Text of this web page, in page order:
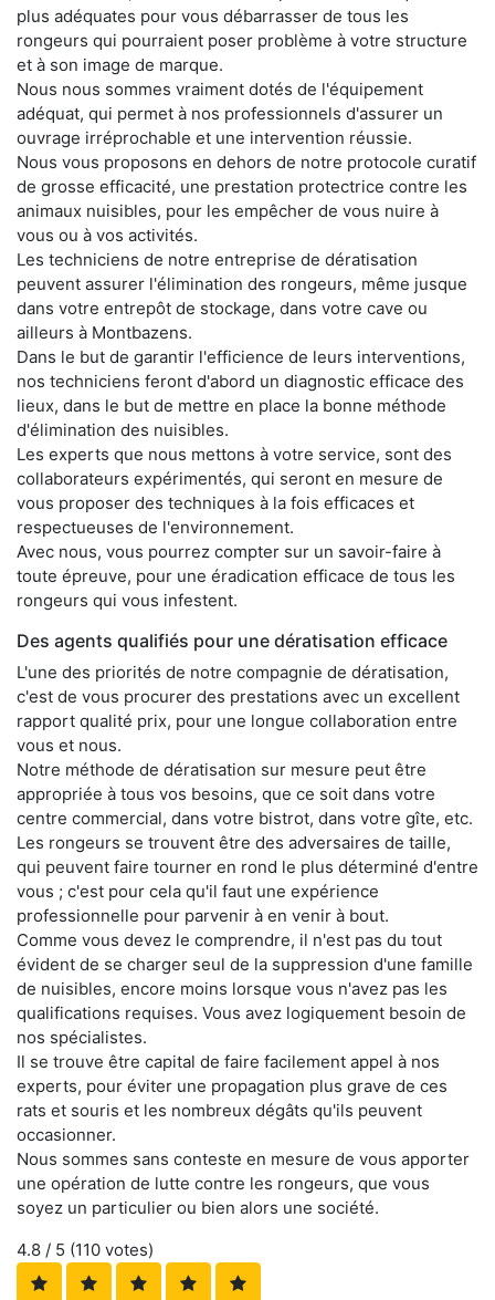
plus adéquates pour vous débarrasser de tous les
rongeurs qui pourraient poser problème à votre structure
et à son image de marque.
Nous nous sommes vraiment dotés de l'équipement
adéquat, qui permet à nos professionnels d'assurer un
ouvrage irréprochable et une intervention réussie.
Nous vous proposons en dehors de notre protocole curatif
de grosse efficacité, une prestation protectrice contre les
animaux nuisibles, pour les empêcher de vous nuire à
vous ou à vos activités.
Les techniciens de notre entreprise de dératisation
peuvent assurer l'élimination des rongeurs, même jusque
dans votre entrepôt de stockage, dans votre cave ou
ailleurs à Montbazens.
Dans le but de garantir l'efficience de leurs interventions,
nos techniciens feront d'abord un diagnostic efficace des
lieux, dans le but de mettre en place la bonne méthode
d'élimination des nuisibles.
Les experts que nous mettons à votre service, sont des
collaborateurs expérimentés, qui seront en mesure de
vous proposer des techniques à la fois efficaces et
respectueuses de l'environnement.
Avec nous, vous pourrez compter sur un savoir-faire à
toute épreuve, pour une éradication efficace de tous les
rongeurs qui vous infestent.
Des agents qualifiés pour une dératisation efficace
L'une des priorités de notre compagnie de dératisation,
c'est de vous procurer des prestations avec un excellent
rapport qualité prix, pour une longue collaboration entre
vous et nous.
Notre méthode de dératisation sur mesure peut être
appropriée à tous vos besoins, que ce soit dans votre
centre commercial, dans votre bistrot, dans votre gîte, etc.
Les rongeurs se trouvent être des adversaires de taille,
qui peuvent faire tourner en rond le plus déterminé d'entre
vous ; c'est pour cela qu'il faut une expérience
professionnelle pour parvenir à en venir à bout.
Comme vous devez le comprendre, il n'est pas du tout
évident de se charger seul de la suppression d'une famille
de nuisibles, encore moins lorsque vous n'avez pas les
qualifications requises. Vous avez logiquement besoin de
nos spécialistes.
Il se trouve être capital de faire facilement appel à nos
experts, pour éviter une propagation plus grave de ces
rats et souris et les nombreux dégâts qu'ils peuvent
occasionner.
Nous sommes sans conteste en mesure de vous apporter
une opération de lutte contre les rongeurs, que vous
soyez un particulier ou bien alors une société.
4.8 / 5 (110 votes)